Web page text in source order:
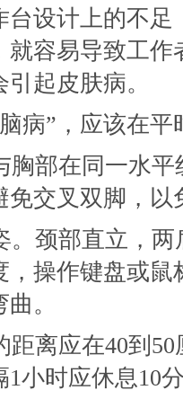
台设计上的不
就容易导致工
起皮肤病。
病”，应该在
胸部在同一水
免交叉双脚，以
。颈部直立，
，操作键盘或
。
距离应在40到
小时应休息10